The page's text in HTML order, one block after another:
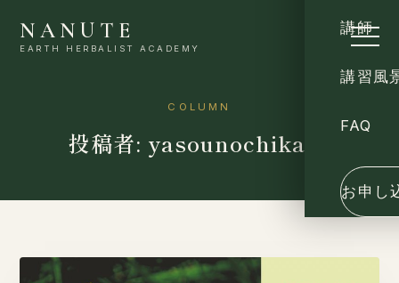
NANUTE
EARTH HERBALIST ACADEMY
講師
講習風
FAQ
お申し
COLUMN
投稿者: yasounochikara